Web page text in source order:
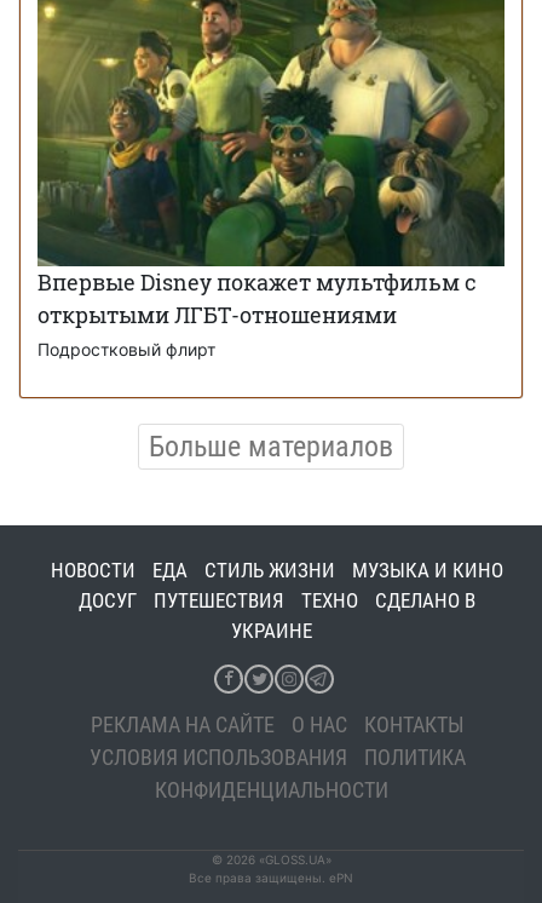
Впервые Disney покажет мультфильм с
открытыми ЛГБТ-отношениями
Подростковый флирт
Больше материалов
НОВОСТИ ЕДА СТИЛЬ ЖИЗНИ
МУЗЫКА И КИНО
ДОСУГ
ПУТЕШЕСТВИЯ ТЕХНО
СДЕЛАНО В
УКРАИНЕ
РЕКЛАМА НА САЙТЕ О НАС
КОНТАКТЫ
УСЛОВИЯ ИСПОЛЬЗОВАНИЯ
ПОЛИТИКА
КОНФИДЕНЦИАЛЬНОСТИ
© 2026 «GLOSS.UA»
Все права защищены. ePN